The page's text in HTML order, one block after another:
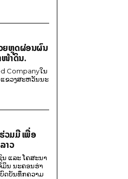
ຍຫຼຸດຜ່ອນຜົນ
ໜ້າດິນ.
Companyໃນ
ແຂວງສະຫວັນນະ
ວມມື ເພື່ອ
າວ
ແລະ ໂຄສະນາ
ມິນ ນະຄອນຮ່າ
ດບັນທຶກຄວາມ